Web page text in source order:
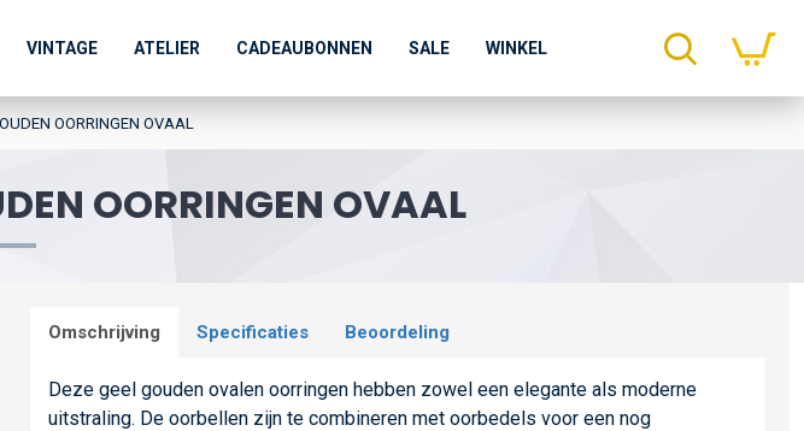
VINTAGE ATELIER CADEAUBONNEN SALE WINKEL
OORRINGEN OVAAL
OORRINGEN OVAAL
Omschrijving Specificaties Beoordeling
Deze geel gouden ovalen oorringen hebben zowel een elegante als moderne
uitstraling. De oorbellen zijn te combineren met oorbedels voor een nog